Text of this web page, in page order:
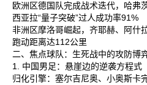
欧洲区‌德国队完成战术迭代，哈弗
西亚拉“量子突破”过人成功率91%‌
非洲区‌摩洛哥崛起，齐耶赫、阿什
跑动距离达112公里‌
二、焦点球队：生死战中的攻防博
1. 中国男足：悬崖边的逆袭方程式
归化引擎‌：塞尔吉尼奥、小奥斯卡